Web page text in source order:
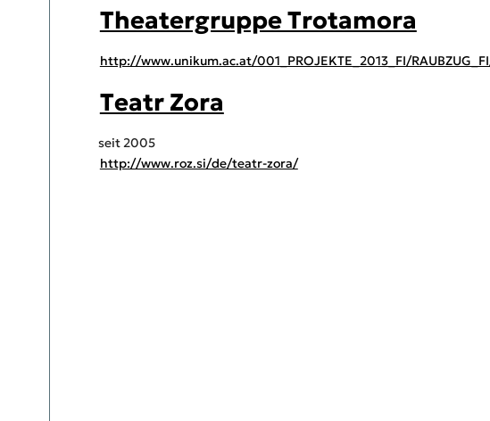
Theatergruppe Trotamora
http://www.unikum.ac.at/001_PROJEKTE_2013_FI/
Teatr Zora
seit 2005
http://www.roz.si/de/teatr-zora/